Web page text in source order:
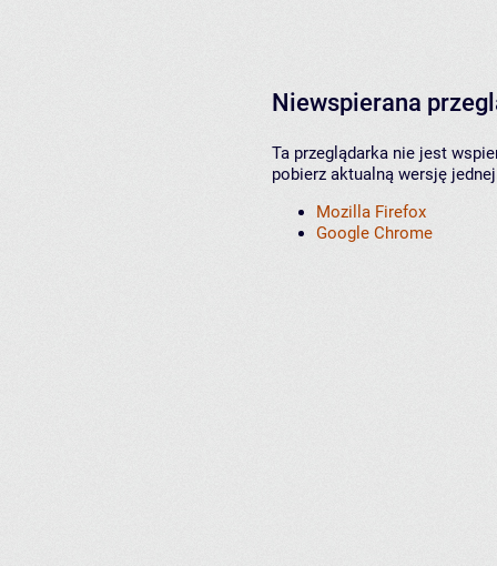
Niewspierana
Ta przeglądarka nie jest
pobierz aktualną wersję
Mozilla Firefox
Google Chrome